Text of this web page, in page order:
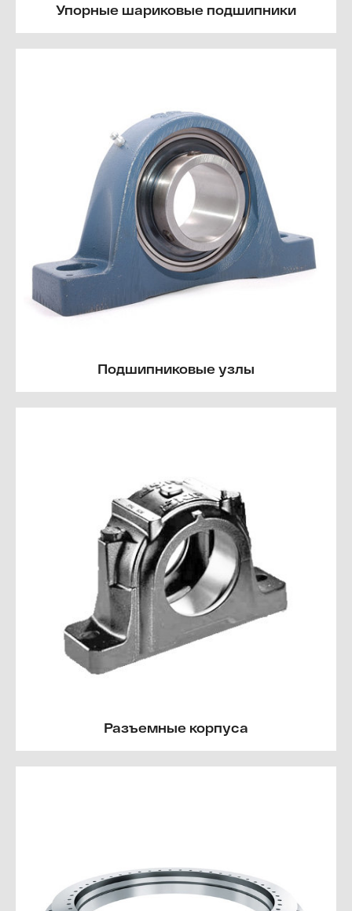
Упорные шариковые подшипники
Подшипниковые узлы
Разъемные корпуса